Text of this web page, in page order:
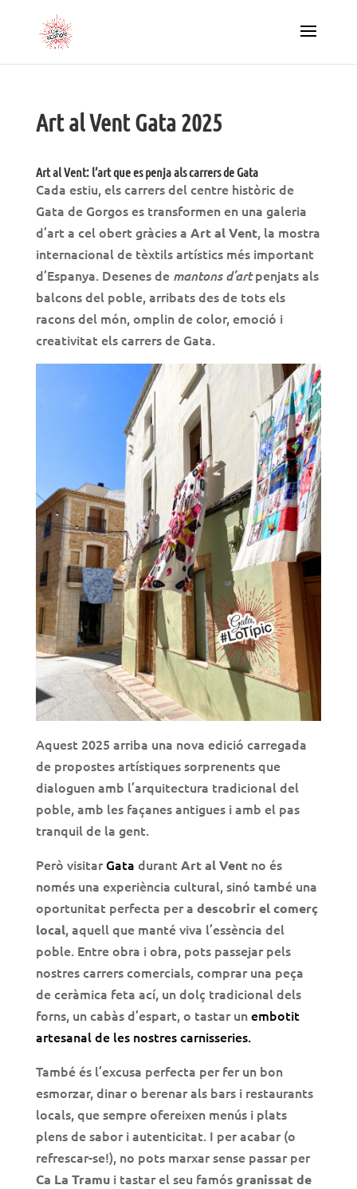
Art al Vent Gata 2025
Art al Vent: l’art que es penja als carrers de Gata
Cada estiu, els carrers del centre històric de
Gata de Gorgos es transformen en una galeria
d’art a cel obert gràcies a Art al Vent, la mostra
internacional de tèxtils artístics més important
d’Espanya. Desenes de mantons d’artpenjats als
balcons del poble, arribats des de tots els
racons del món, omplin de color, emoció i
creativitat els carrers de Gata.
Aquest 2025 arriba una nova edició carregada
de propostes artístiques sorprenents que
dialoguen amb l’arquitectura tradicional del
poble, amb les façanes antigues i amb el pas
tranquil de la gent.
Però visitarGata durantArt al Ventno és
només una experiència cultural, sinó també una
oportunitat perfecta per a descobrir el comerç
local, aquell que manté viva l’essència del
poble. Entre obra i obra, pots passejar pels
nostres carrers comercials, comprar una peça
de ceràmica feta ací, un dolç tradicional dels
forns, un cabàs d’espart, o tastar unembotit
artesanal de les nostres carnisseries.
També és l’excusa perfecta per fer un bon
esmorzar, dinar o berenar als bars i restaurants
locals, que sempre ofereixen menús i plats
plens de sabor i autenticitat. I per acabar (o
refrescar-se!), no pots marxar sense passar per
Ca La Tramui tastar el seu famósgranissat de